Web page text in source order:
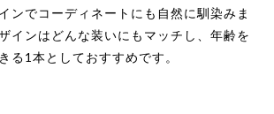
ンでコーディネートにも自然に馴染みま
インはどんな装いにもマッチし、年齢を
る1本としておすすめです。